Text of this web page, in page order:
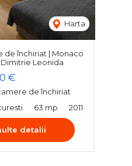
Harta
de închiriat | Monaco
Leonida
€
de închiriat
63 mp 2011
detalii